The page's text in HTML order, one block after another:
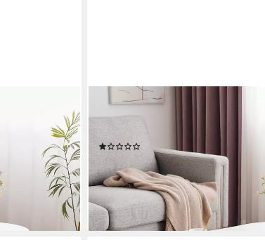
MERAX
Couchtisch Wolke (1-St), Beistelltisch
Wohnzimmertisch, Kaffetisch,
115,99 € UVP269,99 €
-57%
lieferbar - in 5-6 Werktagen bei dir